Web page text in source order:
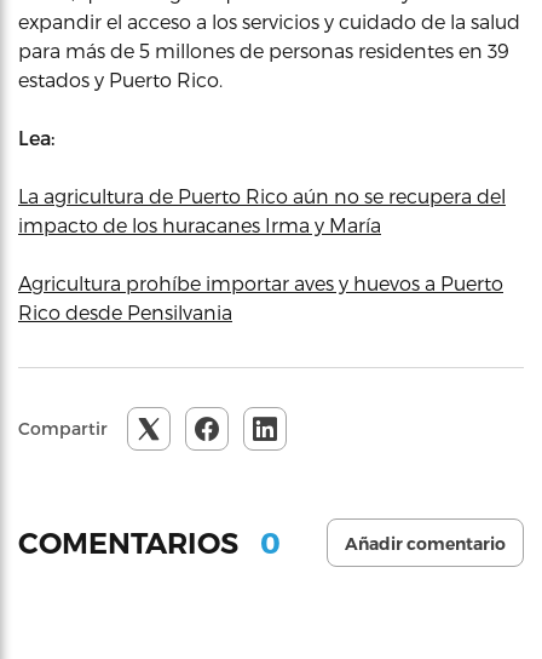
expandir el acceso a los servicios y cuidado de la salud
para más de 5 millones de personas residentes en 39
estados y Puerto Rico.
Lea:
La agricultura de Puerto Rico aún no se recupera del
impacto de los huracanes Irma y María
Agricultura prohíbe importar aves y huevos a Puerto
Rico desde Pensilvania
Compartir
COMENTARIOS 0 Añadir comentario